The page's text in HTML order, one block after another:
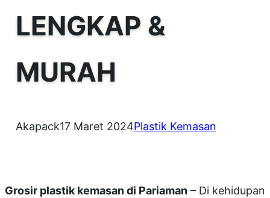
LENGKAP &
MURAH
Akapack17 Maret 2024Plastik Kemasan
Grosir plastik kemasan di Pariaman – Di kehidupan